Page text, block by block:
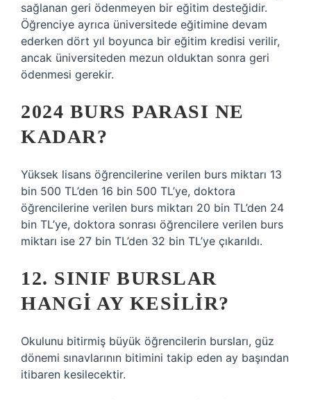
sağlanan geri ödenmeyen bir eğitim desteğidir.
Öğrenciye ayrıca üniversitede eğitimine devam
ederken dört yıl boyunca bir eğitim kredisi verilir,
ancak üniversiteden mezun olduktan sonra geri
ödenmesi gerekir.
2024 BURS PARASI NE
KADAR?
Yüksek lisans öğrencilerine verilen burs miktarı 13
bin 500 TL’den 16 bin 500 TL’ye, doktora
öğrencilerine verilen burs miktarı 20 bin TL’den 24
bin TL’ye, doktora sonrası öğrencilere verilen burs
miktarı ise 27 bin TL’den 32 bin TL’ye çıkarıldı.
12. SINIF BURSLAR
HANGI AY KESILIR?
Okulunu bitirmiş büyük öğrencilerin bursları, güz
dönemi sınavlarının bitimini takip eden ay başından
itibaren kesilecektir.